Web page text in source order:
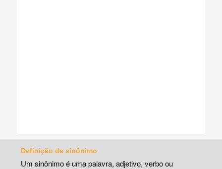
Definição de sinônimo
Um sinônimo é uma palavra, adjetivo, verbo ou